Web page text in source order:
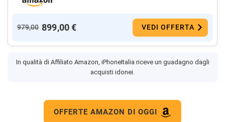
979,00 899,00 € VEDI OFFERTA
In qualità di Affiliato Amazon, iPhoneItalia riceve un guadagno dagli
acquisti idonei.
OFFERTE AMAZON DI OGGI